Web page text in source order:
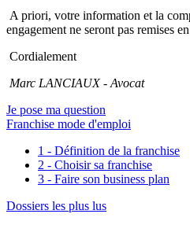
A priori, votre information et la
engagement ne seront pas remises
Cordialement
Marc LANCIAUX - Avocat
Je pose ma question
Franchise mode d'emploi
1 - Définition de la franchise
2 - Choisir sa franchise
3 - Faire son business plan
Dossiers les plus lus